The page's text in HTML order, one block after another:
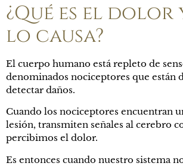
¿Qué es el dolor
lo causa?
El cuerpo humano está repleto de
denominados nociceptores que están
detectar daños.
Cuando los nociceptores encuentran
lesión, transmiten señales al cerebro
percibimos el dolor.
Es entonces cuando nuestro sistema